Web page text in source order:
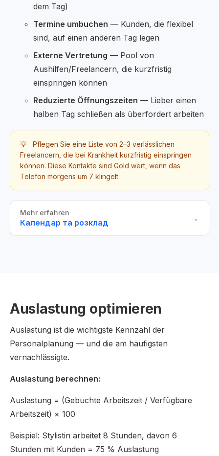
dem Tag)
Termine umbuchen — Kunden, die flexibel
sind, auf einen anderen Tag legen
Externe Vertretung — Pool von
Aushilfen/Freelancern, die kurzfristig
einspringen können
Reduzierte Öffnungszeiten — Lieber einen
halben Tag schließen als überfordert arbeiten
💡
Pflegen Sie eine Liste von 2–3 verlässlichen
Freelancern, die bei Krankheit kurzfristig einspringen
können. Diese Kontakte sind Gold wert, wenn das
Telefon morgens um 7 klingelt.
Mehr erfahren
Календар та розклад →
Auslastung optimieren
Auslastung ist die wichtigste Kennzahl der
Personalplanung — und die am häufigsten
vernachlässigte.
Auslastung berechnen:
Auslastung = (Gebuchte Arbeitszeit / Verfügbare
Arbeitszeit) × 100
Beispiel: Stylistin arbeitet 8 Stunden, davon 6
Stunden mit Kunden = 75 % Auslastung